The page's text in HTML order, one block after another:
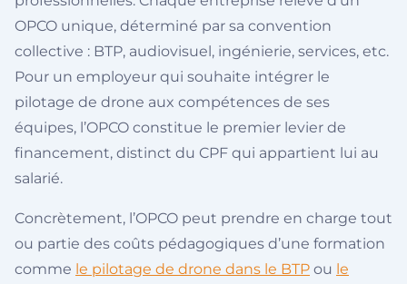
OPCO unique, déterminé par sa convention
collective : BTP, audiovisuel, ingénierie, services, etc.
Pour un employeur qui souhaite intégrer le
pilotage de drone aux compétences de ses
équipes, l’OPCO constitue le premier levier de
financement, distinct du CPF qui appartient lui au
salarié.
Concrètement, l’OPCO peut prendre en charge tout
ou partie des coûts pédagogiques d’une formation
comme le pilotage de drone dans le BTP ou le